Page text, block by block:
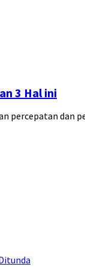
3 Hal ini
percepatan